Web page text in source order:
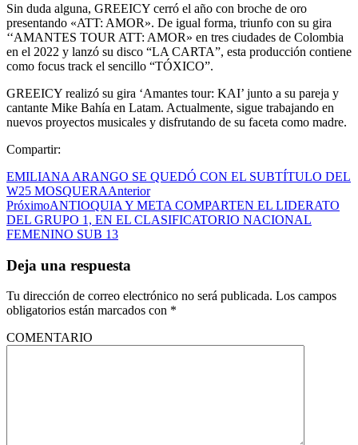
Sin duda alguna, GREEICY cerró el año con broche de oro
presentando «ATT: AMOR». De igual forma, triunfo con su gira
‘‘AMANTES TOUR ATT: AMOR» en tres ciudades de Colombia
en el 2022 y lanzó su disco “LA CARTA”, esta producción contiene
como focus track el sencillo “TÓXICO”.
GREEICY realizó su gira ‘Amantes tour: KAI’ junto a su pareja y
cantante Mike Bahía en Latam. Actualmente, sigue trabajando en
nuevos proyectos musicales y disfrutando de su faceta como madre.
Compartir:
EMILIANA ARANGO SE QUEDÓ CON EL SUBTÍTULO DEL
W25 MOSQUERAAnterior
PróximoANTIOQUIA Y META COMPARTEN EL LIDERATO
DEL GRUPO 1, EN EL CLASIFICATORIO NACIONAL
FEMENINO SUB 13
Deja una respuesta
Tu dirección de correo electrónico no será publicada. Los campos
obligatorios están marcados con *
COMENTARIO